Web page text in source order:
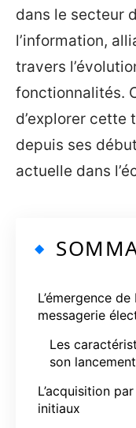
dans le secteur
l’information,
travers
fonctionnalités.
d’explorer cette
depuis ses
actuelle dans
L’émergence
messagerie
Les
son lancement
L’acquisition
initiaux